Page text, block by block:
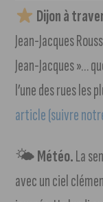
Dijon à
Jean-Jacques
Jean-Jacques »…
l’une des rues les
article (suivre
🌤Météo.La
avec un ciel